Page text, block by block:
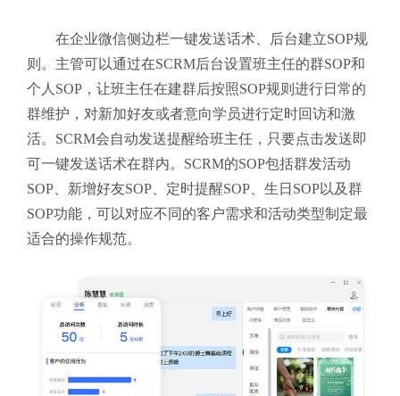
在企业微信侧边栏一键发送话术、后台建立SOP规
则。主管可以通过在SCRM后台设置班主任的群SOP和
个人SOP，让班主任在建群后按照SOP规则进行日常的
群维护，对新加好友或者意向学员进行定时回访和激
活。SCRM会自动发送提醒给班主任，只要点击发送即
可一键发送话术在群内。 SCRM的SOP包括群发活动
SOP、新增好友SOP、定时提醒SOP、生日SOP以及群
SOP功能，可以对应不同的客户需求和活动类型制定最
适合的操作规范。